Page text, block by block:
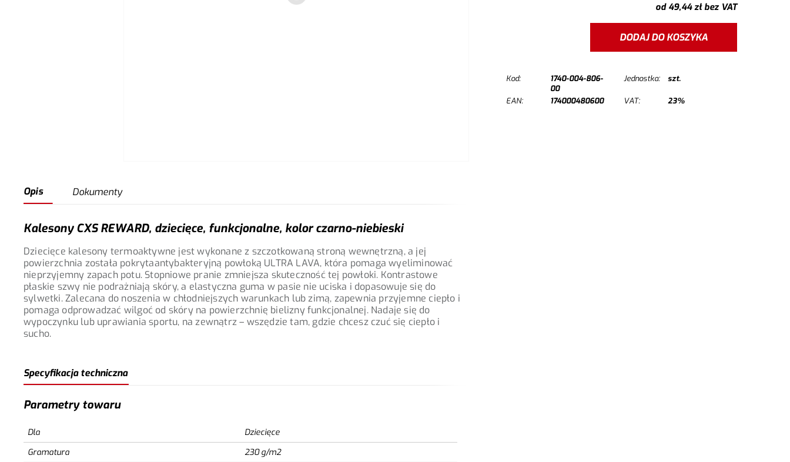
od 49,44złbez VAT
DODAJ DO KOSZYKA
Kod:
1740-004-806-
00
Jednostka: szt.
EAN: 174000480600 VAT: 23%
Opis Dokumenty
Kalesony CXS REWARD, dziecięce, funkcjonalne, kolor czarno-niebieski
Dziecięce kalesony termoaktywne jest wykonane z szczotkowaną stroną wewnętrzną, a jej
powierzchnia została pokrytaantybakteryjną powłoką ULTRA LAVA, która pomaga wyeliminować
nieprzyjemny zapach potu. Stopniowe pranie zmniejsza skuteczność tej powłoki. Kontrastowe
płaskie szwy nie podrażniają skóry, a elastyczna guma w pasie nie uciska i dopasowuje się do
sylwetki. Zalecana do noszenia w chłodniejszych warunkach lub zimą, zapewnia przyjemne ciepło i
pomaga odprowadzać wilgoć od skóry na powierzchnię bielizny funkcjonalnej. Nadaje się do
wypoczynku lub uprawiania sportu, na zewnątrz – wszędzie tam, gdzie chcesz czuć się ciepło i
sucho.
Specyfikacja techniczna
Parametry towaru
Dla
Dziecięce
Gramatura
230 g/m2